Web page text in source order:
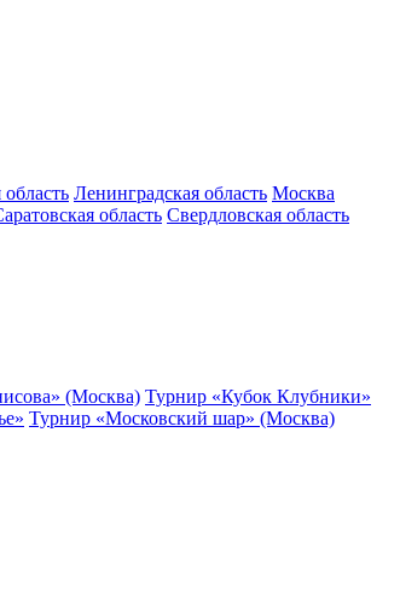
Ленинградская область Москва
область Свердловская область
(Москва) Турнир «Кубок Клубники»
Турнир «Московский шар» (Москва)